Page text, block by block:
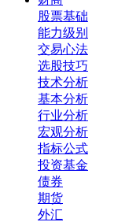
股票基础
能力级别
交易心法
选股技巧
技术分析
基本分析
行业分析
宏观分析
指标公式
投资基金
债券
期货
外汇